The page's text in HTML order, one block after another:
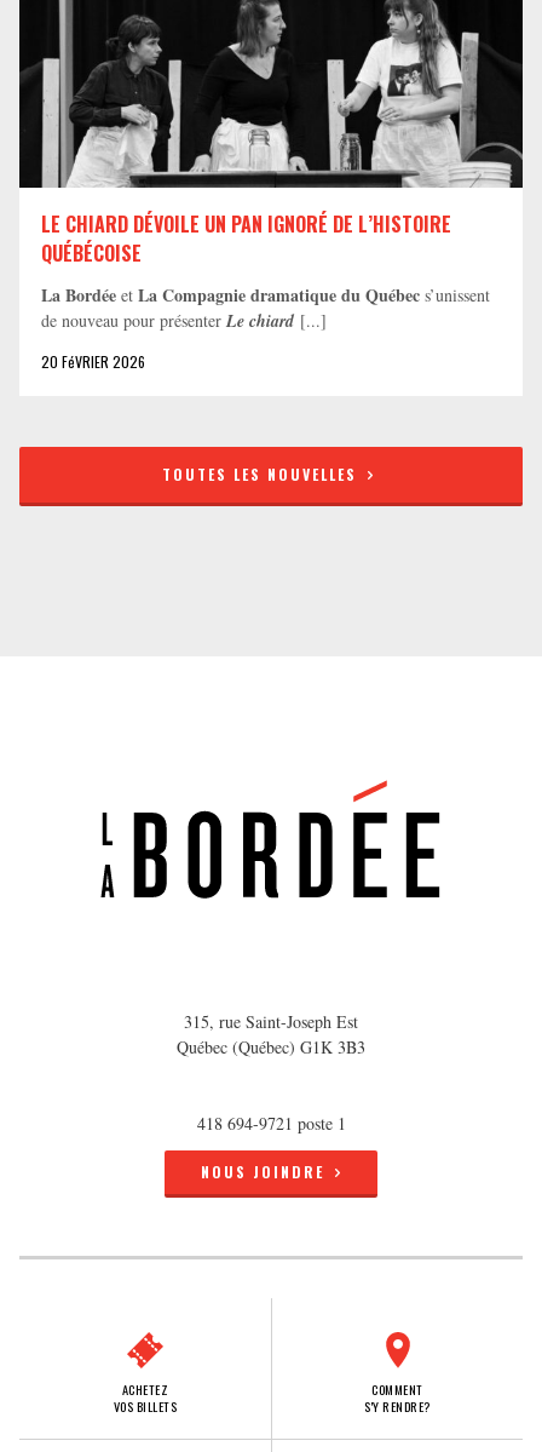
LE CHIARD DÉVOILE UN PAN IGNORÉ DE L’HISTOIRE
QUÉBÉCOISE
La Bordée et La Compagnie dramatique du Québec s’unissent
de nouveau pour présenter Le chiard [...]
20 FéVRIER 2026
TOUTES LES NOUVELLES
315, rue Saint-Joseph Est
Québec (Québec) G1K 3B3
418 694-9721 poste 1
NOUS JOINDRE
ACHETEZ
VOS BILLETS
COMMENT
S'Y RENDRE?